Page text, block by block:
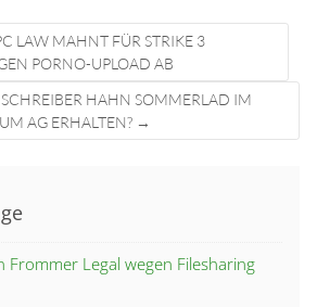
LAW MAHNT FÜR STRIKE 3
PORNO-UPLOAD AB
HAHN SOMMERLAD IM
AG ERHALTEN? →
Frommer Legal wegen Filesharing